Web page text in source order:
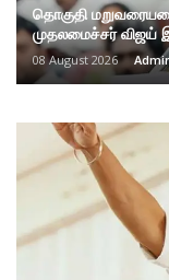
தொகுதி
முதலமைச்சர்
08 August 2026